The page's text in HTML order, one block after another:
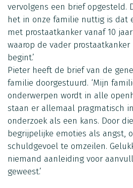
vervolgens een brief opgesteld.
het in onze familie nuttig is dat
met prostaatkanker vanaf 10
waarop de vader
begint.’
Pieter heeft de brief van de
familie doorgestuurd. ‘Mijn
onderwerpen wordt in alle
staan er allemaal pragmatisch
onderzoek als een kans. Door
begrijpelijke emoties als angst,
schuldgevoel te omzeilen.
niemand aanleiding voor
geweest.’